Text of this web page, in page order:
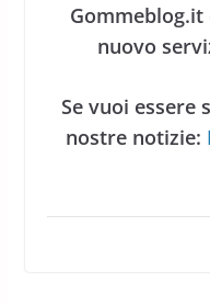
nuovo
Se vuoi essere
nostre notizie: